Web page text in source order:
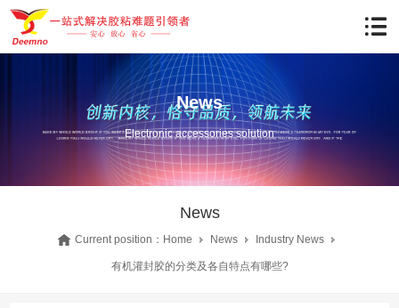
News
Electronic accessories solution
News
Current position： Home News Industry News
有机灌封胶的分类及各自特点有哪些?